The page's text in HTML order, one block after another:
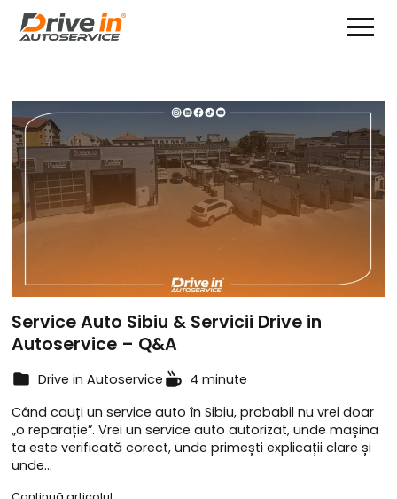
Service Auto Sibiu & Servicii Drive in
Autoservice – Q&A
Drive in Autoservice
4 minute
Când cauți un service auto în Sibiu, probabil nu vrei doar
„o reparație”. Vrei un service auto autorizat, unde mașina
ta este verificată corect, unde primești explicații clare și
unde…